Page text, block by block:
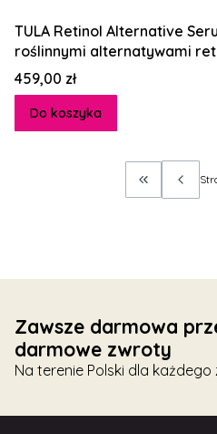
TULA Retinol Alternative
roślinnymi alternatywami
Cena
459,00 zł
Do koszyka
Wróć do
Zawsze darmowa
darmowe zwroty
Na terenie Polski dla